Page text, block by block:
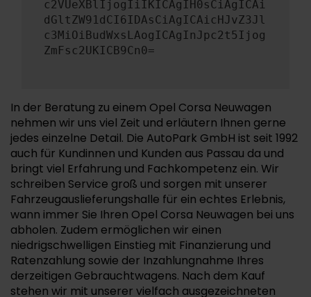
c2VUeXBlIjogIiIKICAgIH0sCiAgICAi
dGltZW91dCI6IDAsCiAgICAicHJvZ3Jl
c3MiOiBudWxsLAogICAgInJpc2t5Ijog
ZmFsc2UKICB9Cn0=
In der Beratung zu einem Opel Corsa Neuwagen
nehmen wir uns viel Zeit und erläutern Ihnen gerne
jedes einzelne Detail. Die AutoPark GmbH ist seit 1992
auch für Kundinnen und Kunden aus Passau da und
bringt viel Erfahrung und Fachkompetenz ein. Wir
schreiben Service groß und sorgen mit unserer
Fahrzeugauslieferungshalle für ein echtes Erlebnis,
wann immer Sie Ihren Opel Corsa Neuwagen bei uns
abholen. Zudem ermöglichen wir einen
niedrigschwelligen Einstieg mit Finanzierung und
Ratenzahlung sowie der Inzahlungnahme Ihres
derzeitigen Gebrauchtwagens. Nach dem Kauf
stehen wir mit unserer vielfach ausgezeichneten